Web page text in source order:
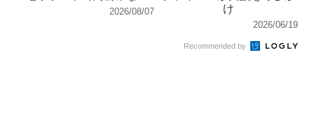
2026/08/07
け
2026/06/19
Recommended by